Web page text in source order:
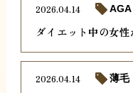
ダイエット中の女
2026.04.14 AGA
2026.04.14 薄毛